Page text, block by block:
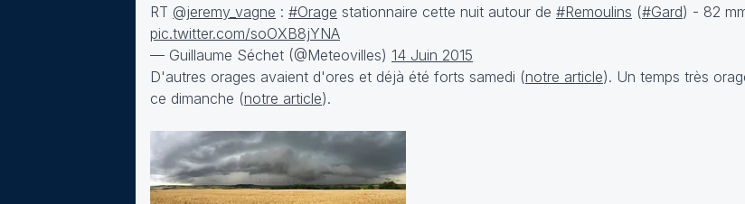
RT @jeremy_vagne : #Orage stationnaire cette nuit autour de #Remoulins (#Gard) - 82
pic.twitter.com/soOXB8jYNA
— Guillaume Séchet (@Meteovilles) 14 Juin 2015
D'autres orages avaient d'ores et déjà été forts samedi (notre article). Un temps très
ce dimanche (notre article).